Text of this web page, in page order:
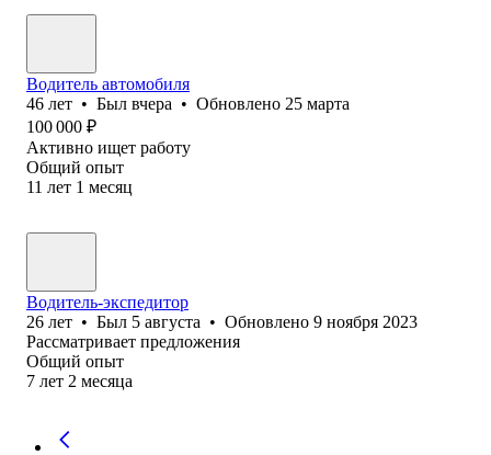
Водитель автомобиля
46 лет • Был вчера • Обновлено 25 марта
100 000 ₽
Активно ищет работу
Общий опыт
11 лет 1 месяц
Водитель-экспедитор
26 лет • Был 5 августа • Обновлено 9 ноября 2023
Рассматривает предложения
Общий опыт
7 лет 2 месяца